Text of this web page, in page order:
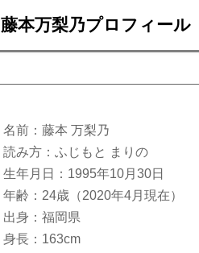
藤本万梨乃プロフィール
名前：藤本 万梨乃
読み方：ふじもと まりの
生年月日：1995年10月30日
年齢：24歳（2020年4月現在）
出身：福岡県
身長：163cm